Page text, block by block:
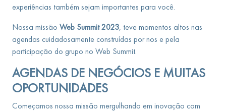
experiências também sejam importantes para você.
Nossa missão Web Summit 2023, teve momentos altos nas
agendas cuidadosamente construídas por nos e pela
participação do grupo no Web Summit.
AGENDAS DE NEGÓCIOS E MUITAS
OPORTUNIDADES
Começamos nossa missão mergulhando em inovação com